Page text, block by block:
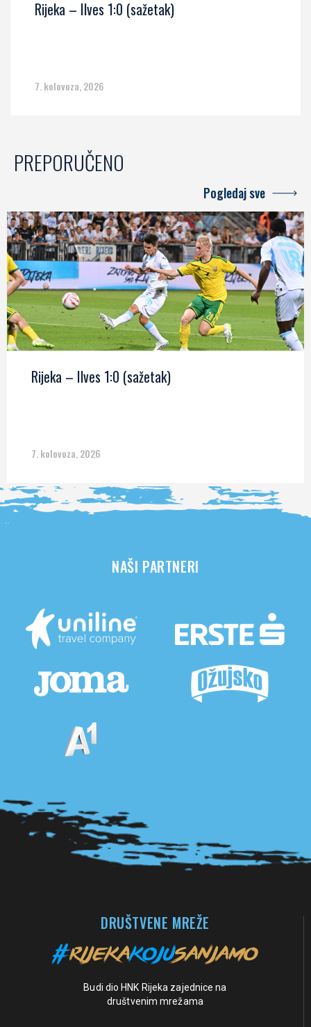
Rijeka – Ilves 1:0 (sažetak)
7. kolovoza, 2026
PREPORUČENO
Pogledaj sve
Rijeka – Ilves 1:0 (sažetak)
7. kolovoza, 2026
NAŠI PARTNERI
DRUŠTVENE MREŽE
Budi dio HNK Rijeka zajednice na
društvenim mrežama